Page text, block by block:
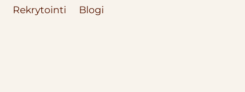
Rekrytointi Blogi